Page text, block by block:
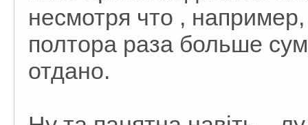
несмотря что ,
полтора раза больше
отдано.